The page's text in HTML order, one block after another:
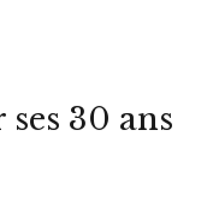
ses 30 ans